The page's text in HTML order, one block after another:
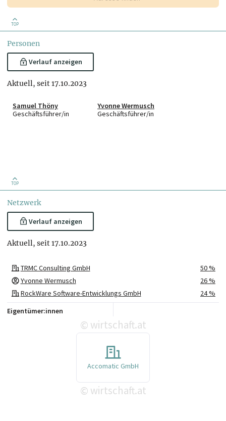
TOP
Personen
Verlauf anzeigen
Aktuell, seit 17.10.2023
Samuel Thöny
Geschäftsführer/in
Yvonne Wermusch
Geschäftsführer/in
TOP
Netzwerk
Verlauf anzeigen
Aktuell, seit 17.10.2023
TRMC Consulting GmbH
50 %
Yvonne Wermusch
26 %
RockWare Software-Entwicklungs GmbH
24 %
Eigentümer:innen
© wirtschaft.at
Accomatic GmbH
© wirtschaft.at